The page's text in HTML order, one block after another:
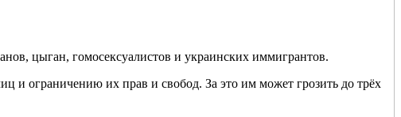
цыган, гомосексуалистов и украинских иммигрантов.
и ограничению их прав и свобод. За это им может грозить до трёх